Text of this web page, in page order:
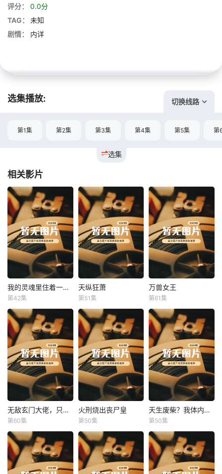
评分：
0.0分
TAG：
未知
剧情：
内详
选集播放: 切换线路
选集
第1集 第2集 第3集 第4集 第5集 第
相关影片
我的灵魂里住着一条龙 我的灵魂里住着一条龙
第42集
天纵狂萧
天纵狂萧
第51集
万兽女王
万兽女王
第61集
无敌玄门大佬，只听姐姐的话 无敌玄门大佬，只听姐姐的话
第60集
火刑烧出丧尸皇
火刑烧出丧尸皇
第50集
天生废柴？我体内有神血 天生废柴？我体内有神血
第50集